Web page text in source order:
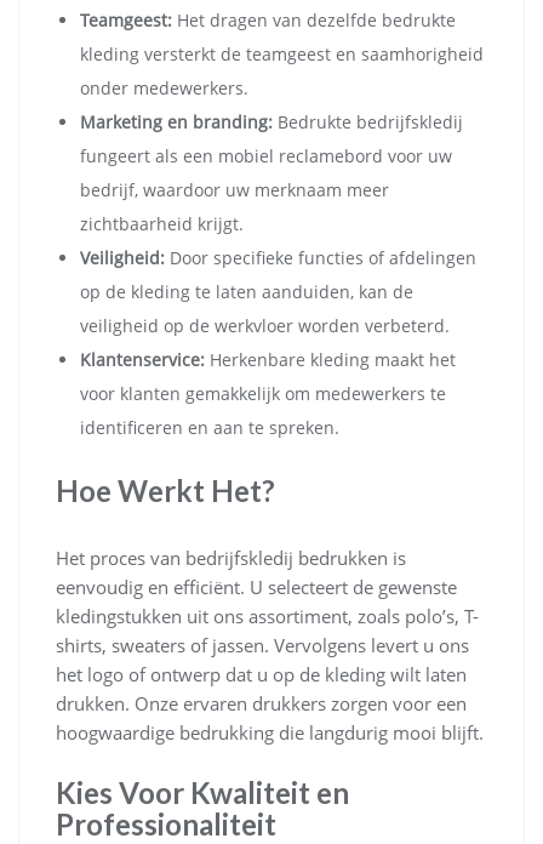
Teamgeest: Het dragen van dezelfde bedrukte
kleding versterkt de teamgeest en saamhorigheid
onder medewerkers.
Marketing en branding: Bedrukte bedrijfskledij
fungeert als een mobiel reclamebord voor uw
bedrijf, waardoor uw merknaam meer
zichtbaarheid krijgt.
Veiligheid: Door specifieke functies of afdelingen
op de kleding te laten aanduiden, kan de
veiligheid op de werkvloer worden verbeterd.
Klantenservice: Herkenbare kleding maakt het
voor klanten gemakkelijk om medewerkers te
identificeren en aan te spreken.
Hoe Werkt Het?
Het proces van bedrijfskledij bedrukken is
eenvoudig en efficiënt. U selecteert de gewenste
kledingstukken uit ons assortiment, zoals polo’s, T-
shirts, sweaters of jassen. Vervolgens levert u ons
het logo of ontwerp dat u op de kleding wilt laten
drukken. Onze ervaren drukkers zorgen voor een
hoogwaardige bedrukking die langdurig mooi blijft.
Kies Voor Kwaliteit en
Professionaliteit